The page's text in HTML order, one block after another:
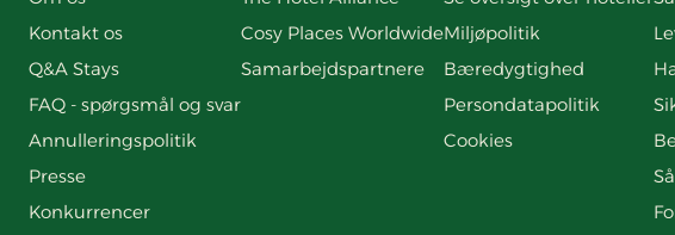
Kontakt os
Q&A Stays
FAQ - spørgsmål og svar
Annulleringspolitik
Presse
Konkurrencer
Cosy Places Worldwide
Samarbejdspartnere
Miljøpolitik
Bæredygtighed
Persondatapolitik
Cookies